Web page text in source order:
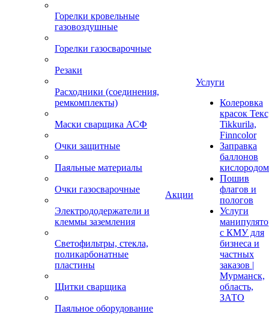
Горелки кровельные
газовоздушные
Горелки газосварочные
Резаки
Расходники (соединения,
ремкомплекты)
Маски сварщика АСФ
Очки защитные
Паяльные материалы
Очки газосварочные
Электрододержатели и
клеммы заземления
Светофильтры, стекла,
поликарбонатные
пластины
Щитки сварщика
Паяльное оборудование
Акции
Услуги
Колеровка
красок
Tikkurila,
Finncolor
Заправка
баллонов
кислородом
Пошив
флагов и
пологов
Услуги
с КМУ для
бизнеса и
частных
заказов |
Мурманск,
область,
ЗАТО